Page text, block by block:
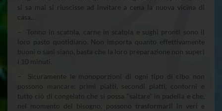
si sa mai si riuscisse ad invitare a cena la nuova vicina di
casa…
– Tonno in scatola, carne in scatola e sughi pronti sono il
loro pasto quotidiano. Non importa quanto effettivamente
buoni o sani siano, basta che la loro preparazione non superi
i 10 minuti.
– Sicuramente le monoporzioni di ogni tipo di cibo non
possono mancare: primi piatti, secondi piatti, contorni e
tutto ciò di congelato che si possa “saltare” in padella e che,
nel momento del bisogno, possono trasformarli in veri e